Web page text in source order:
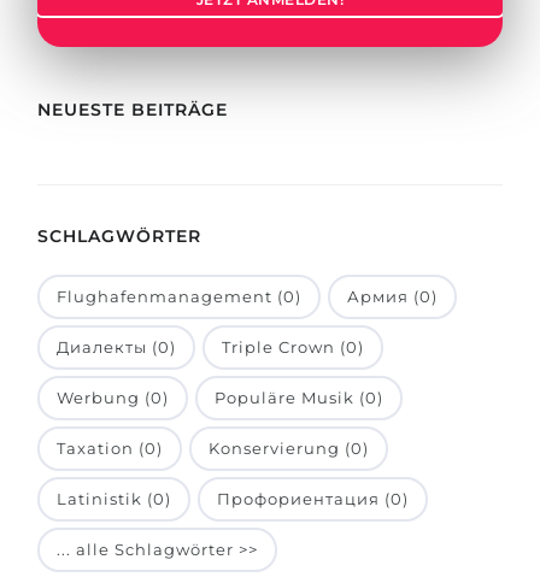
Berufe
Holland-Test
Interessenkarte-Test
RIASEC-Test
Erfolgzu
100%
BEWERBEN FÜR FACHRICHTUNG …
BEWERBEN AUS …
Russland
Ukraine
Kasachstan
Aserbaidschan
Armenien
Belarus
NEUESTE BEITRÄGE
SCHLAGWÖRTER
Flughafenmanagement (0) Армия (0)
Диалекты (0) Triple Crown (0)
Werbung (0) Populäre Musik (0)
Taxation (0) Konservierung (0)
Latinistik (0) Профориентация (0)
... alle Schlagwörter >>